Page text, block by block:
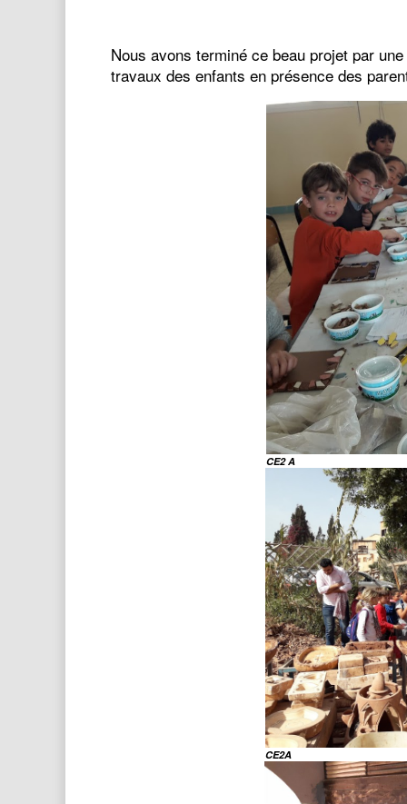
Nous avons terminé ce beau projet par
travaux des enfants en présence des
CE2 A
CE2A